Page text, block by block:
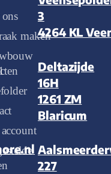
maken
3
4264 KL
Deltazijde
16H
1261 ZM
Blaricum
227